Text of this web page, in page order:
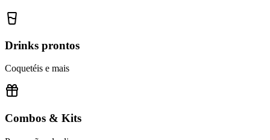
Drinks prontos
Coquetéis e mais
Combos & Kits